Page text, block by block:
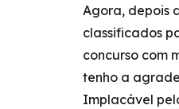
Agora, depois
classificados
concurso com
tenho a
Implacável